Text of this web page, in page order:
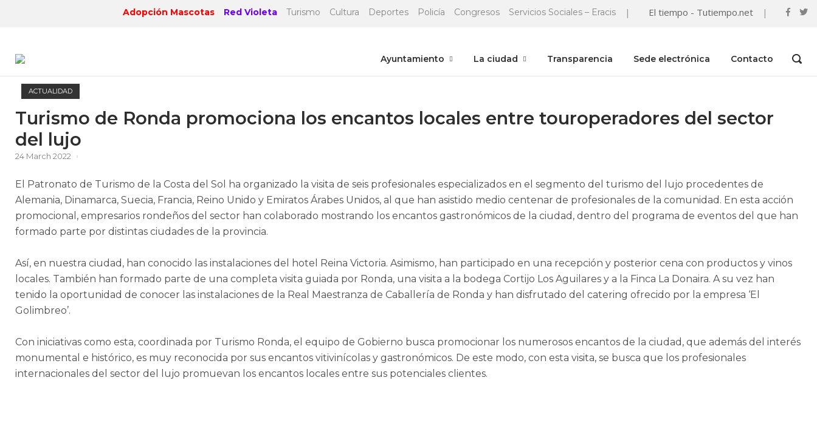
Adopción Mascotas Red Violeta Turismo Cultura Deportes Policía Congresos Servicios Sociales – Eracis | El tiempo - Tutiempo.net |
Ayuntamiento La ciudad Transparencia Sede electrónica Contacto
OPEN
ACTUALIDAD
Turismo de Ronda promociona los encantos locales entre touroperadores del sector
del lujo
24 March 2022
El Patronato de Turismo de la Costa del Sol ha organizado la visita de seis profesionales especializados en el segmento del turismo del lujo procedentes de
Alemania, Dinamarca, Suecia, Francia, Reino Unido y Emiratos Árabes Unidos, al que han asistido medio centenar de profesionales de la comunidad. En esta acción
promocional, empresarios rondeños del sector han colaborado mostrando los encantos gastronómicos de la ciudad, dentro del programa de eventos del que han
formado parte por distintas ciudades de la provincia.
Así, en nuestra ciudad, han conocido las instalaciones del hotel Reina Victoria. Asimismo, han participado en una recepción y posterior cena con productos y vinos
locales. También han formado parte de una completa visita guiada por Ronda, una visita a la bodega Cortijo Los Aguilares y a la Finca La Donaira. A su vez han
tenido la oportunidad de conocer las instalaciones de la Real Maestranza de Caballería de Ronda y han disfrutado del catering ofrecido por la empresa ‘El
Golimbreo’.
Con iniciativas como esta, coordinada por Turismo Ronda, el equipo de Gobierno busca promocionar los numerosos encantos de la ciudad, que además del interés
monumental e histórico, es muy reconocida por sus encantos vitivinícolas y gastronómicos. De este modo, con esta visita, se busca que los profesionales
internacionales del sector del lujo promuevan los encantos locales entre sus potenciales clientes.